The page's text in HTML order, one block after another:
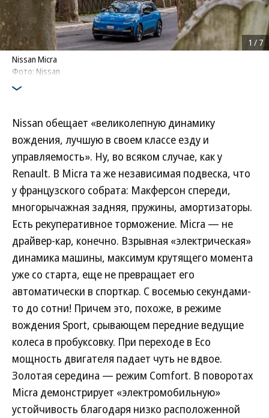
Nissan Micra
Фото: Nissan
1 / 7
Nissan обещает «великолепную динамику
вождения, лучшую в своем классе езду и
управляемость». Ну, во всяком случае, как у
Renault. В Micra та же независимая подвеска, что
у французского собрата: Макферсон спереди,
многорычажная задняя, пружины, амортизаторы.
Есть рекуперативное торможение. Micra — не
драйвер-кар, конечно. Взрывная «электрическая»
динамика машины, максимум крутящего момента
уже со старта, еще не превращает его
автоматически в спорткар. С восемью секундами-
то до сотни! Причем это, похоже, в режиме
вождения Sport, срывающем передние ведущие
колеса в пробуксовку. При переходе в Eco
мощность двигателя падает чуть не вдвое.
Золотая середина — режим Comfort. В поворотах
Micra демонстрирует «электромобильную»
устойчивость благодаря низко расположенной